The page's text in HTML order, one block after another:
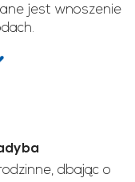
jest wnoszenie
dbając o